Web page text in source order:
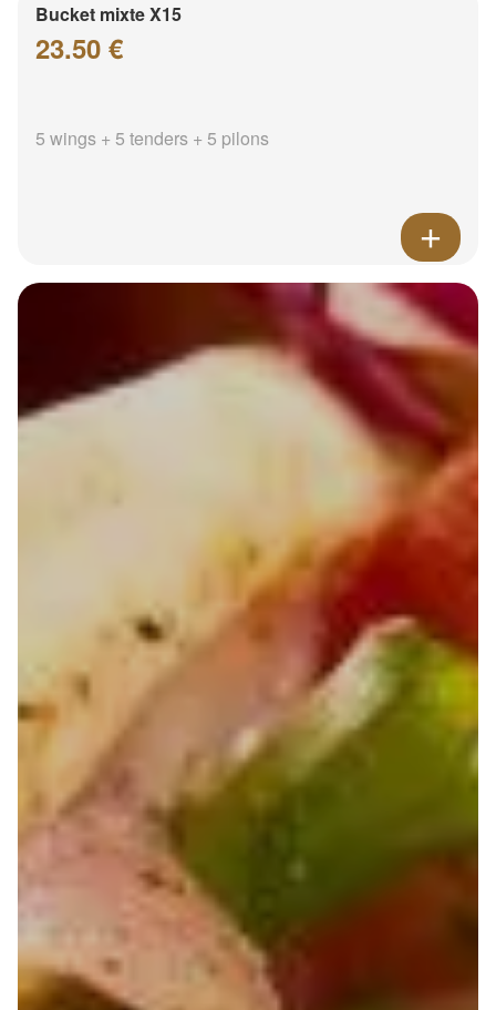
Bucket mixte X15
23.50 €
5 wings + 5 tenders + 5 pilons